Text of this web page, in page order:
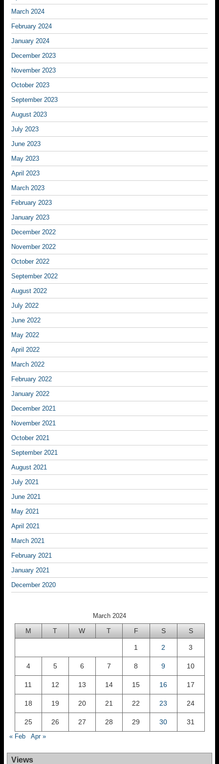
March 2024
February 2024
January 2024
December 2023
November 2023
October 2023
September 2023
August 2023
July 2023
June 2023
May 2023
April 2023
March 2023
February 2023
January 2023
December 2022
November 2022
October 2022
September 2022
August 2022
July 2022
June 2022
May 2022
April 2022
March 2022
February 2022
January 2022
December 2021
November 2021
October 2021
September 2021
August 2021
July 2021
June 2021
May 2021
April 2021
March 2021
February 2021
January 2021
December 2020
March 2024
M T W T F S S
1 2 3
4 5 6 7 8 9 10
11 12 13 14 15 16 17
18 19 20 21 22 23 24
25 26 27 28 29 30 31
« Feb Apr »
Views